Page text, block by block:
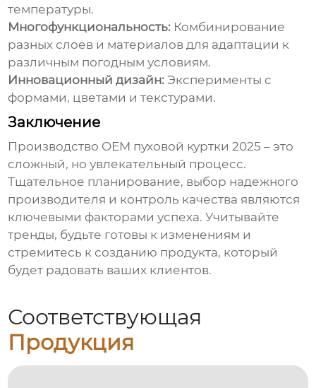
температуры.
Многофункциональность: Комбинирование
разных слоев и материалов для адаптации к
различным погодным условиям.
Инновационный дизайн: Эксперименты с
формами, цветами и текстурами.
Заключение
Производство OEM пуховой куртки 2025 – это
сложный, но увлекательный процесс.
Тщательное планирование, выбор надежного
производителя и контроль качества являются
ключевыми факторами успеха. Учитывайте
тренды, будьте готовы к изменениям и
стремитесь к созданию продукта, который
будет радовать ваших клиентов.
Соответствующая
Продукция